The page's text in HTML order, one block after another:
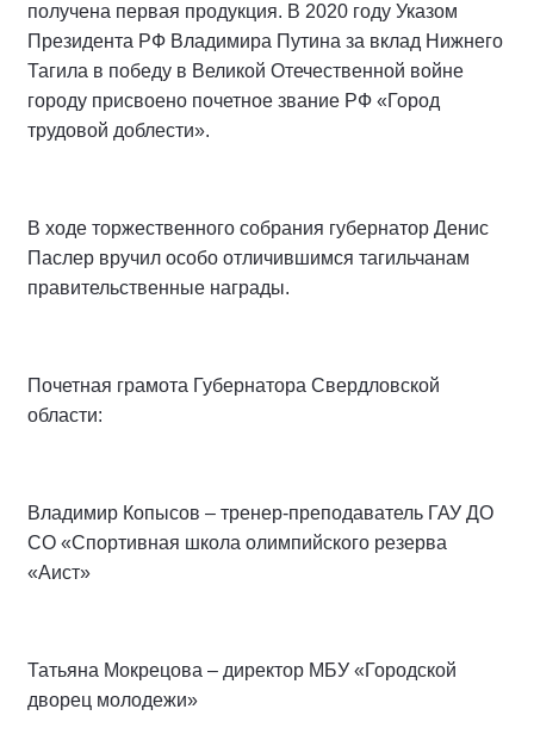
получена первая продукция. В 2020 году Указом
Президента РФ Владимира Путина за вклад Нижнего
Тагила в победу в Великой Отечественной войне
городу присвоено почетное звание РФ «Город
трудовой доблести».
В ходе торжественного собрания губернатор Денис
Паслер вручил особо отличившимся тагильчанам
правительственные награды.
Почетная грамота Губернатора Свердловской
области:
Владимир Копысов – тренер-преподаватель ГАУ ДО
СО «Спортивная школа олимпийского резерва
«Аист»
Татьяна Мокрецова – директор МБУ «Городской
дворец молодежи»